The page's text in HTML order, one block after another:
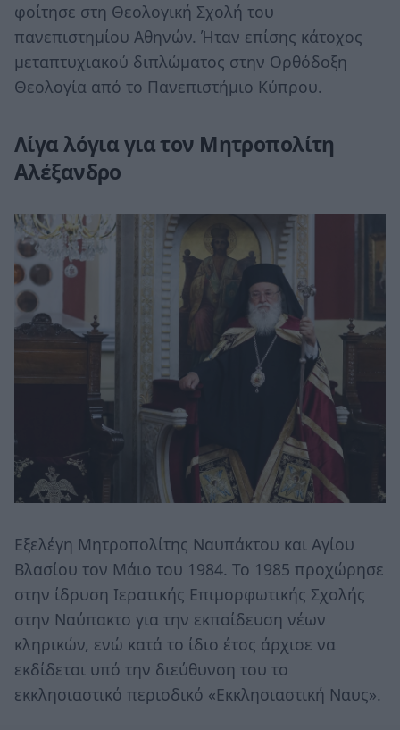
φοίτησε στη Θεολογική Σχολή του
πανεπιστημίου Αθηνών. Ήταν επίσης κάτοχος
μεταπτυχιακού διπλώματος στην Ορθόδοξη
Θεολογία από το Πανεπιστήμιο Κύπρου.
Λίγα λόγια για τον Μητροπολίτη
Αλέξανδρο
Εξελέγη Μητροπολίτης Ναυπάκτου και Αγίου
Βλασίου τον Μάιο του 1984. Το 1985 προχώρησε
στην ίδρυση Ιερατικής Επιμορφωτικής Σχολής
στην Ναύπακτο για την εκπαίδευση νέων
κληρικών, ενώ κατά το ίδιο έτος άρχισε να
εκδίδεται υπό την διεύθυνση του το
εκκλησιαστικό περιοδικό «Εκκλησιαστική Ναυς».